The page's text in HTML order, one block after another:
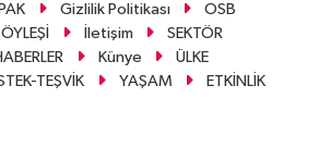
Gizlilik Politikası
OSB
İletişim
SEKTÖR
Künye
ÜLKE
TEŞVİK YAŞAM ETKİNLİK